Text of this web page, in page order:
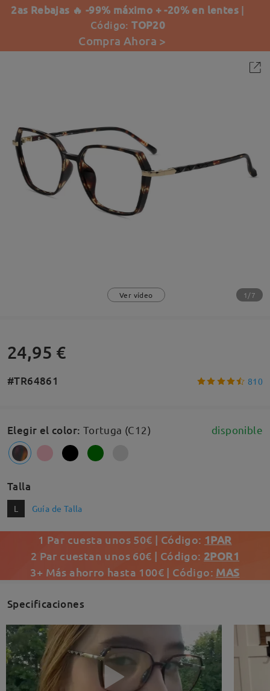
2as Rebajas 🔥 -99% máximo + -20% en lentes |
Código:TOP20
Compra Ahora >
Ver vídeo 1/7
24,95 €
#TR64861 810
Elegir el color: Tortuga (C12) disponible
Talla
L Guía de Talla
1 Par cuesta unos 50€ | Código: 1PAR
2 Par cuestan unos 60€ | Código: 2POR1
3+ Más ahorro hasta 100€ | Código: MAS
Specificaciones